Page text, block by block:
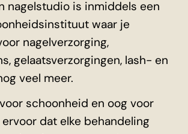
nagelstudio is inmiddels een
waar je
nagelverzorging,
gelaatsverzorgingen, lash- en
veel meer.
schoonheid en oog voor
dat elke behandeling